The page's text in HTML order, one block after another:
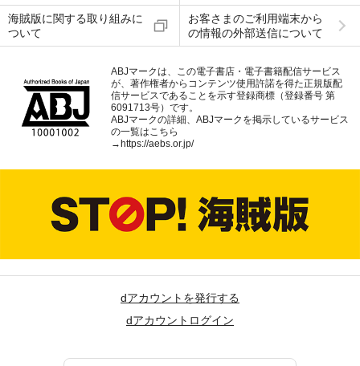
海賊版に関する取り組みに
ついて
お客さまのご利用端末から
の情報の外部送信について
ABJマークは、この電子書店・電子書籍配信サービス
が、著作権者からコンテンツ使用許諾を得た正規版配
信サービスであることを示す登録商標（登録番号 第
6091713号）です。
ABJマークの詳細、ABJマークを掲示しているサービス
の一覧はこちら
→ https://aebs.or.jp/
dアカウントを発行する
dアカウントログイン